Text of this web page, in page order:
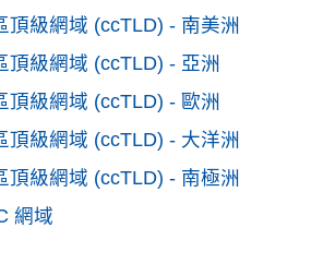
頂級網域 (ccTLD) - 南美洲
頂級網域 (ccTLD) - 亞洲
頂級網域 (ccTLD) - 歐洲
頂級網域 (ccTLD) - 大洋洲
頂級網域 (ccTLD) - 南極洲
網域